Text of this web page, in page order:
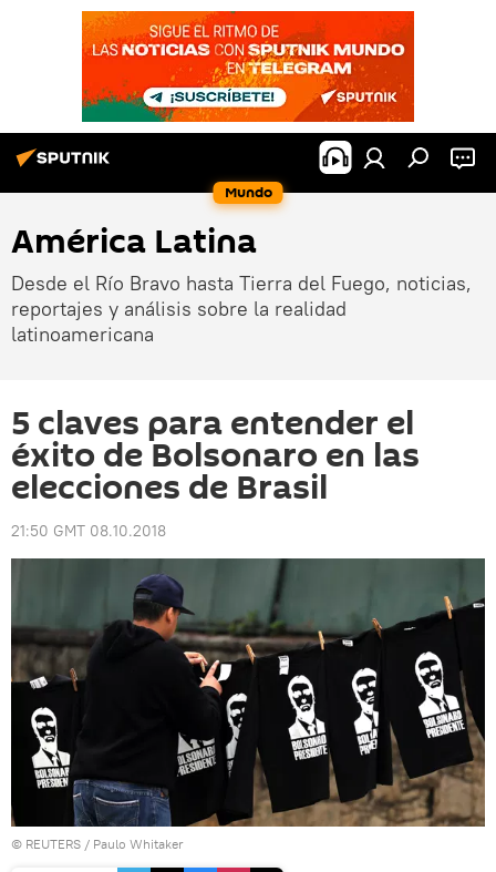
Mundo
América Latina
Desde el Río Bravo hasta Tierra del Fuego, noticias,
reportajes y análisis sobre la realidad
latinoamericana
5 claves para entender el
éxito de Bolsonaro en las
elecciones de Brasil
21:50 GMT 08.10.2018
© REUTERS / Paulo Whitaker